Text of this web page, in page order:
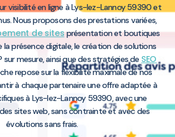
visibilité en ligne à Lys-lez-Lannoy 59390 et
Nous proposons des prestations variées,
de sitesprésentation et boutiques
la présence digitale, le création de solutions
sur mesure, ainsi que des stratégies de SEO
repose sur la flexibilité maximale de nos
à chaque partenaire une offre adaptée à
à Lys-lez-Lannoy 59390, avec une
sites web, sans contrainte et avec des
évolutions sans frais.